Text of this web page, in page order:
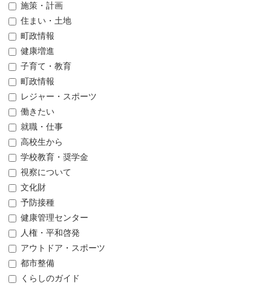
施策・計画
住まい・土地
町政情報
健康増進
子育て・教育
町政情報
レジャー・スポーツ
働きたい
就職・仕事
高校生から
学校教育・奨学金
視察について
文化財
予防接種
健康管理センター
人権・平和啓発
アウトドア・スポーツ
都市整備
くらしのガイド